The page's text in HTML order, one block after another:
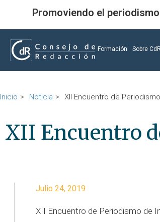
Promoviendo el
Formación Sobre CdR
Inicio Noticia XII Encuentro de
XII Encuentro
Julio 24, 2019
XII Encuentro de Periodismo de